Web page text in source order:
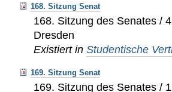
168. Sitzung Senat
168. Sitzung des Senates /
Dresden
Existiert in Studentische
169. Sitzung Senat
169. Sitzung des Senates /